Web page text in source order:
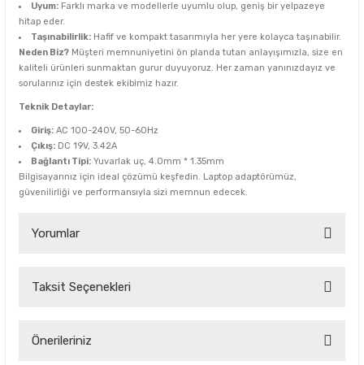
Uyum: Farklı marka ve modellerle uyumlu olup, geniş bir yelpazeye
hitap eder.
Taşınabilirlik: Hafif ve kompakt tasarımıyla her yere kolayca taşınabilir.
Neden Biz? Müşteri memnuniyetini ön planda tutan anlayışımızla, size en
kaliteli ürünleri sunmaktan gurur duyuyoruz. Her zaman yanınızdayız ve
sorularınız için destek ekibimiz hazır.
Teknik Detaylar:
Giriş: AC 100-240V, 50-60Hz
Çıkış: DC 19V, 3.42A
Bağlantı Tipi: Yuvarlak uç, 4.0mm * 1.35mm
Bilgisayarınız için ideal çözümü keşfedin. Laptop adaptörümüz,
güvenilirliği ve performansıyla sizi memnun edecek.
Yorumlar
Bu ürüne ilk yorumu siz yapın!
Taksit Seçenekleri
Önerileriniz